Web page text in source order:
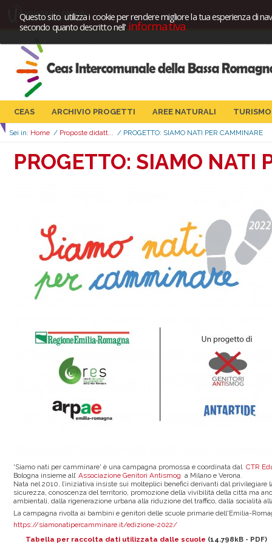
Questo sito utilizza i cookie per rendere migliore la tua esperienza di
secondo quanto descritto nell'informativa
CEAS ARCHIVIO PROGETTI AREE NATURALI
Sei in: Home / Proposte didatt... / PROGETTO: SIAMO NATI PER CAMMINARE
PROGETTO: SIAMO NATI
'Siamo nati per camminare' è una campagna promossa e coordinata dal CTR
Bologna insieme all’ Associazione Genitori Antismog a Milano e Verona.
Nata nel 2010, l’iniziativa insiste sui molteplici benefici derivanti dal
sicurezza, conoscenza del territorio, promozione della vivibilità della città ma
ambientali, dalla rigenerazione urbana alla riduzione del traffico, dalla socialità
La campagna rivolta ai bambini e genitori delle scuole primarie dell'Emilia-
https://siamonatipercamminare.it/edizione-2022/
Tabella per raccolta dati utilizzata dalle scuole (14.798kB - PDF)